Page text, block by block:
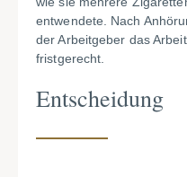
entwendete. Nach
der Arbeitgeber das
fristgerecht.
Entscheidung